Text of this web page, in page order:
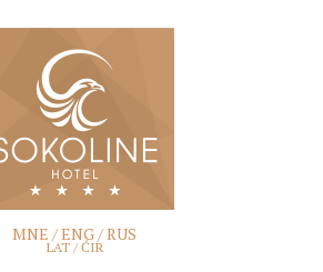
MNE / ENG /RUS
LAT/ ĆIR